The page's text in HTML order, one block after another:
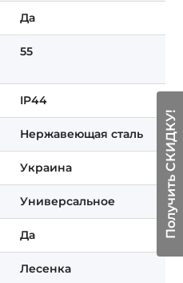
Да
55
IP44
Нержавеющая сталь
Украина
Универсальное
Да
Лесенка
Получить СКИДКУ!